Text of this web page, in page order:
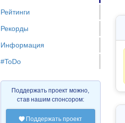
Рейтинги
Рекорды
Информация
#ToDo
Поддержать проект можно,
став нашим спонсором:
Поддержать проект